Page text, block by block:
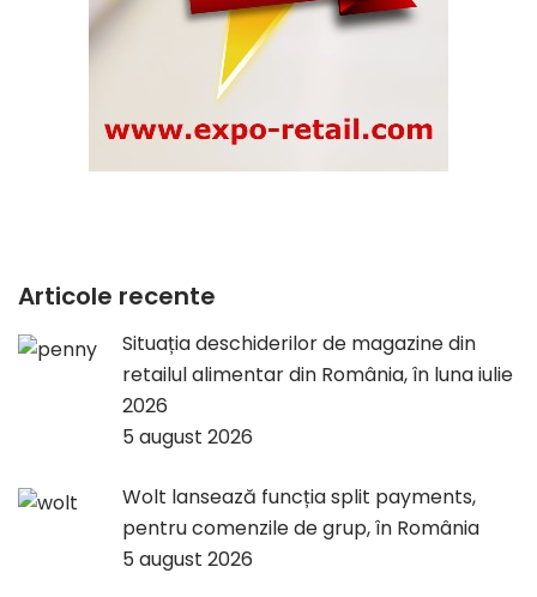
Articole recente
Situația deschiderilor de magazine din
retailul alimentar din România, în luna iulie
2026
5 august 2026
Wolt lansează funcția split payments,
pentru comenzile de grup, în România
5 august 2026